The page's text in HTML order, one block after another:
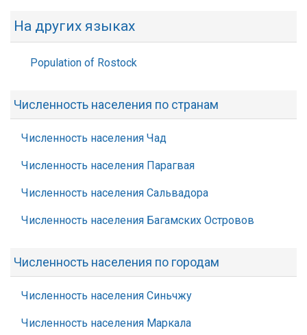
На других языках
Population of Rostock
Численность населения по странам
Численность населения Чад
Численность населения Парагвая
Численность населения Сальвадора
Численность населения Багамских Островов
Численность населения по городам
Численность населения Синьчжу
Численность населения Маркала